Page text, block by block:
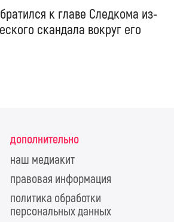
к главе Следкома из-
скандала вокруг его
дополнительно
наш медиакит
правовая информация
политика обработки
персональных данных